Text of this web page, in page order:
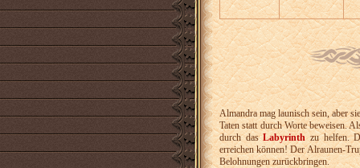
Almandra mag launisch sein, aber
Taten statt durch Worte beweisen.
durch dasLabyrinthzu helfen.
erreichen können! Der Alraunen-
Belohnungen zurückbringen.